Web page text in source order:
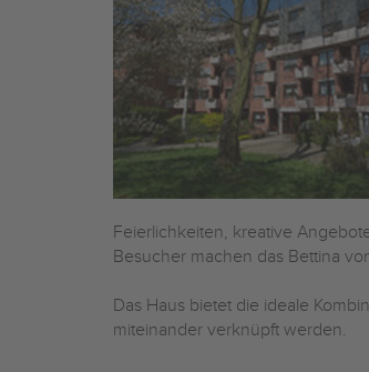
Feierlichkeiten, kreative
Besucher machen das Bettina
Das Haus bietet die ideale
miteinander verknüpft werden.